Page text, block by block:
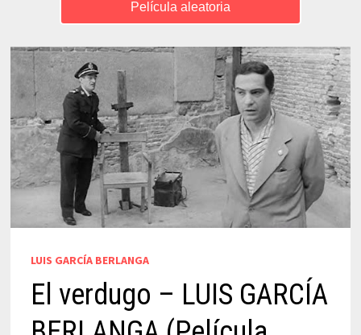
Película aleatoria
LUIS GARCÍA BERLANGA
El verdugo – LUIS GARCÍA